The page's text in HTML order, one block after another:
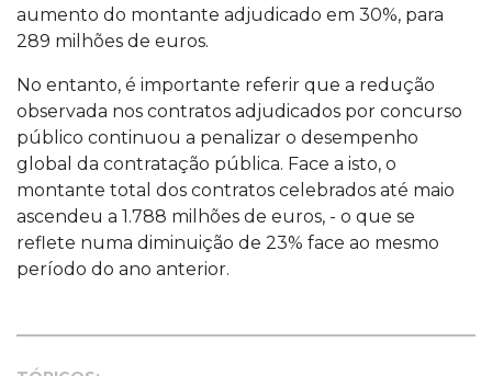
aumento do montante adjudicado em 30%, para
289 milhões de euros.
No entanto, é importante referir que a redução
observada nos contratos adjudicados por concurso
público continuou a penalizar o desempenho
global da contratação pública. Face a isto, o
montante total dos contratos celebrados até maio
ascendeu a 1.788 milhões de euros, - o que se
reflete numa diminuição de 23% face ao mesmo
período do ano anterior.